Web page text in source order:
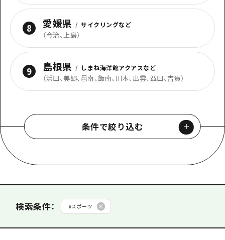
8 愛媛県 / サイクリングなど
（今治、上島）
9 島根県 / しまね海洋館アクアスなど
（浜田、美郷、邑南、飯南、川本、出雲、益田、吉賀）
条件で絞り込む
カテゴリから探す
#音楽 #アート #オンライン #キャンペーン
#グルメ・酒 スポーツ
#展示・展覧会 #平和 #歴史・文化 #物産展 #祭り
検索条件： #スポーツ